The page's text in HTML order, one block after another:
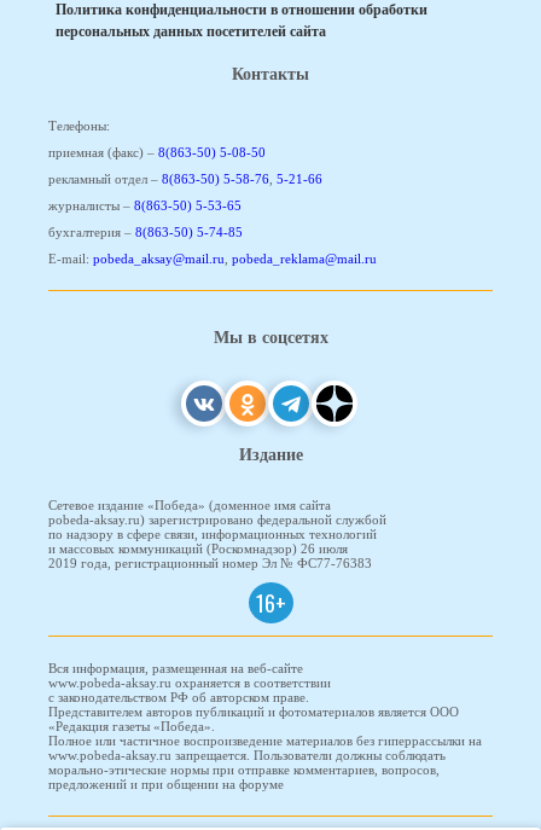
Политика конфиденциальности в отношении обработки
персональных данных посетителей сайта
Контакты
Телефоны:
приемная (факс) – 8(863-50) 5-08-50
рекламный отдел – 8(863-50) 5-58-76 5-21-66
журналисты – 8(863-50) 5-53-65
бухгалтерия – 8(863-50) 5-74-85
E-mail: pobeda_aksay@mail.ru pobeda_reklama@mail.ru
Мы в соцсетях
Издание
Сетевое издание «Победа» (доменное имя сайта
pobeda-aksay.ru) зарегистрировано федеральной службой
по надзору в сфере связи, информационных технологий
и массовых коммуникаций (Роскомнадзор) 26 июля
2019 года, регистрационный номер Эл № ФС77-76383
16+
Вся информация, размещенная на веб-сайте
www.pobeda-aksay.ru охраняется в соответствии
с законодательством РФ об авторском праве.
Представителем авторов публикаций и фотоматериалов является ООО
«Редакция газеты «Победа».
Полное или частичное воспроизведение материалов без гиперрассылки на
www.pobeda-aksay.ru запрещается. Пользователи должны соблюдать
морально-этические нормы при отправке комментариев, вопросов,
предложений и при общении на форуме